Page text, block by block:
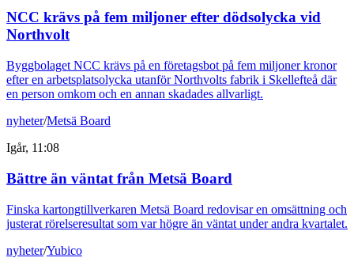
NCC krävs på fem miljoner efter dödsolycka vid
Northvolt
Byggbolaget NCC krävs på en företagsbot på fem miljoner kronor
efter en arbetsplatsolycka utanför Northvolts fabrik i Skellefteå där
en person omkom och en annan skadades allvarligt.
nyheter/Metsä Board
Igår, 11:08
Bättre än väntat från Metsä Board
Finska kartongtillverkaren Metsä Board redovisar en omsättning och
justerat rörelseresultat som var högre än väntat under andra kvartalet.
nyheter/Yubico